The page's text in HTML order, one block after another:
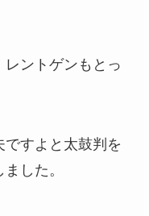
ントゲンもとっ
すよと太鼓判を
した。